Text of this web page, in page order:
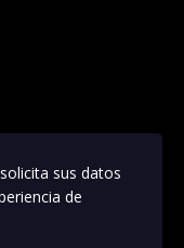
sus datos
de